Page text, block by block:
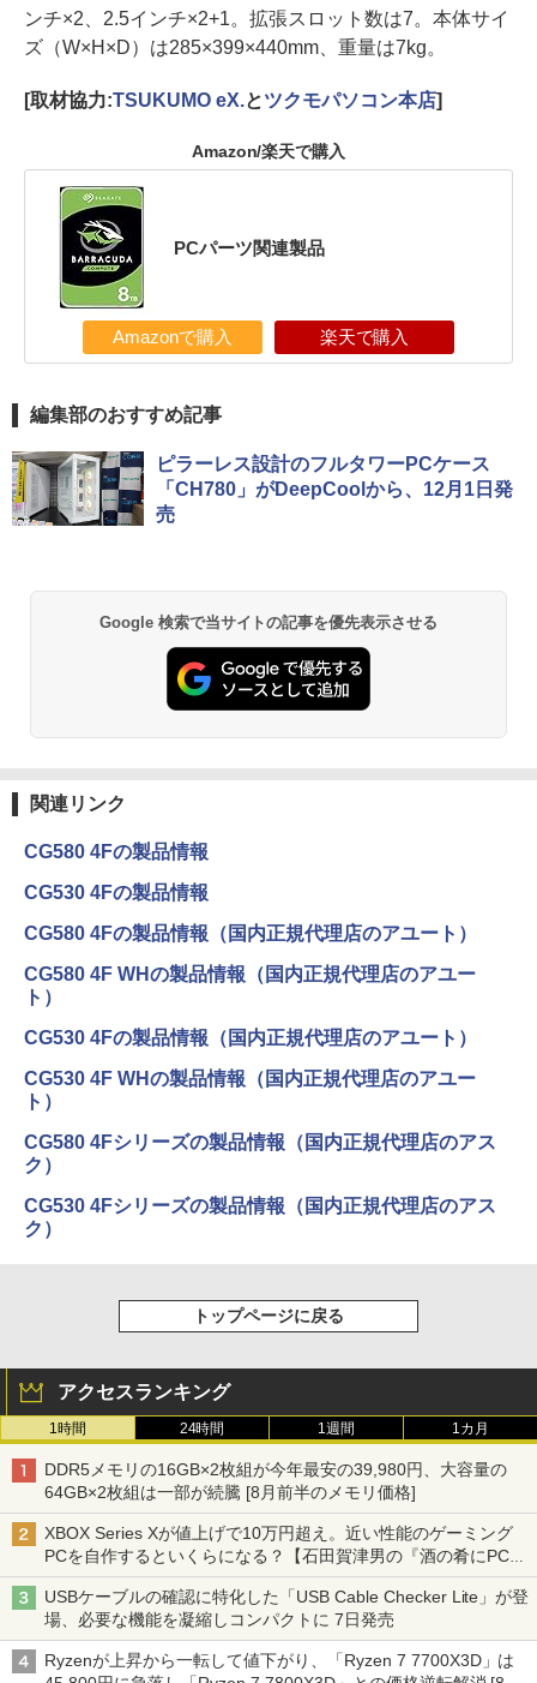
ンチ×2、2.5インチ×2+1。拡張スロット数は7。本体サイ
ズ（W×H×D）は285×399×440mm、重量は7kg。
[取材協力:TSUKUMO eX.とツクモパソコン本店]
Amazon/楽天で購入
PCパーツ関連製品
Amazonで購入 楽天で購入
編集部のおすすめ記事
ピラーレス設計のフルタワーPCケース
「CH780」がDeepCoolから、12月1日発
売
Google 検索で当サイトの記事を優先表示させる
関連リンク
CG580 4Fの製品情報
CG530 4Fの製品情報
CG580 4Fの製品情報（国内正規代理店のアユート）
CG580 4F WHの製品情報（国内正規代理店のアユー
ト）
CG530 4Fの製品情報（国内正規代理店のアユート）
CG530 4F WHの製品情報（国内正規代理店のアユー
ト）
CG580 4Fシリーズの製品情報（国内正規代理店のアス
ク）
CG530 4Fシリーズの製品情報（国内正規代理店のアス
ク）
トップページに戻る
アクセスランキング
1時間 24時間 1週間 1カ月
DDR5メモリの16GB×2枚組が今年最安の39,980円、大容量の
64GB×2枚組は一部が続騰 [8月前半のメモリ価格]
XBOX Series Xが値上げで10万円超え。近い性能のゲーミング
PCを自作するといくらになる？【石田賀津男の『酒の肴にPCゲ
ーム』】
USBケーブルの確認に特化した「USB Cable Checker Lite」が登
場、必要な機能を凝縮しコンパクトに 7日発売
Ryzenが上昇から一転して値下がり、「Ryzen 7 7700X3D」は